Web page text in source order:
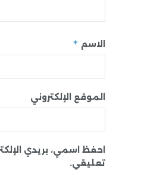
الاسم *
الموقع الإلكتروني
احفظ اسمي، بريدي
تعليقي.